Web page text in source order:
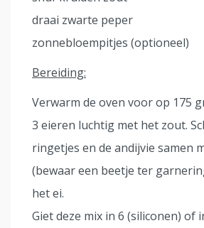
draai zwarte peper
zonnebloempitjes (optioneel)
Bereiding:
Verwarm de oven voor op 175
3 eieren luchtig met het zout.
ringetjes en de andijvie samen
(bewaar een beetje ter
het ei.
Giet deze mix in 6 (siliconen) of